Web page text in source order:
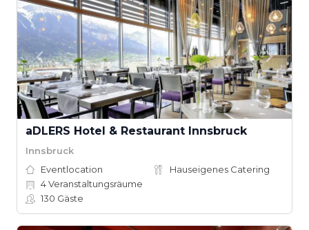
aDLERS Hotel & Restaurant Innsbruck
Innsbruck
Eventlocation
Hauseigenes Catering
4Veranstaltungsräume
130 Gäste